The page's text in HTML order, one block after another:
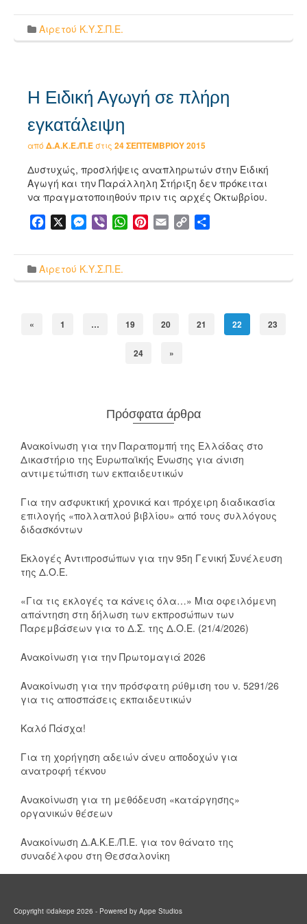
Αιρετού Κ.Υ.Σ.Π.Ε.
Η Ειδική Αγωγή σε πλήρη
εγκατάλειψη
από Δ.Α.Κ.Ε./Π.Εστις 24 ΣΕΠΤΕΜΒΡΊΟΥ 2015
Δυστυχώς, προσλήψεις αναπληρωτών στην Ειδική
Αγωγή και την Παράλληλη Στήριξη δεν πρόκειται
να πραγματοποιηθούν πριν τις αρχές Οκτωβρίου.
Facebook Messenger
Viber WhatsApp
Pinterest
Email Copy
Αιρετού Κ.Υ.Σ.Π.Ε.
« 1 … 19 20 21 22 23
24 »
Πρόσφατα άρθρα
Ανακοίνωση για την Παραπομπή της Ελλάδας στο
Δικαστήριο της Ευρωπαϊκής Ένωσης για άνιση
αντιμετώπιση των εκπαιδευτικών
Για την ασφυκτική χρονικά και πρόχειρη διαδικασία
επιλογής «πολλαπλού βιβλίου» από τους συλλόγους
διδασκόντων
Εκλογές Αντιπροσώπων για την 95η Γενική Συνέλευση
της Δ.Ο.Ε.
«Για τις εκλογές τα κάνεις όλα…» Μια οφειλόμενη
απάντηση στη δήλωση των εκπροσώπων των
Παρεμβάσεων για το Δ.Σ. της Δ.Ο.Ε. (21/4/2026)
Ανακοίνωση για την Πρωτομαγιά 2026
Ανακοίνωση για την πρόσφατη ρύθμιση του ν. 5291/26
για τις αποσπάσεις εκπαιδευτικών
Καλό Πάσχα!
Για τη χορήγηση αδειών άνευ αποδοχών για
ανατροφή τέκνου
Ανακοίνωση για τη μεθόδευση «κατάργησης»
οργανικών θέσεων
Ανακοίνωση Δ.Α.Κ.Ε./Π.Ε. για τον θάνατο της
συναδέλφου στη Θεσσαλονίκη
Copyright ©dakepe 2026 - Powered by Appe Studios